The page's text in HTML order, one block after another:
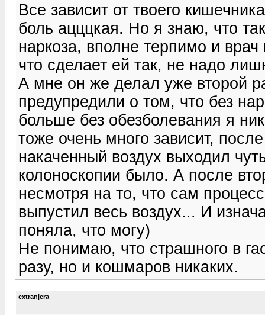
Все зависит от твоего
боль ацццкая. Но я знаю, что
наркоза, вполне терпимо и
что сделает ей так, не надо
А мне он же делал уже второй
предупредили о том, что без
больше без обезболевания я
тоже очень много зависит,
накаченный воздух выходил
колоноскопии было. А после
несмотря на то, что сам
выпустил весь воздух... И
поняла, что могу)
Не понимаю, что страшного в
разу, но и кошмаров никаких.
extranjera